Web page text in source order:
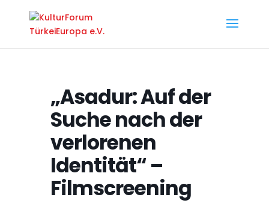
„Asadur: Auf der
Suche nach der
verlorenen
Identität“ –
Filmscreening